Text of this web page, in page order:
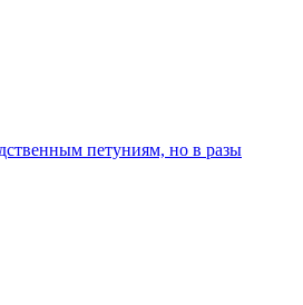
петуниям, но в разы